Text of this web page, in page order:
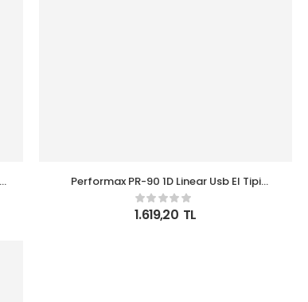
Performax PR-90 1D Linear Usb El Tipi
Kablosuz Barkod Okuyucu
1.619,20 TL